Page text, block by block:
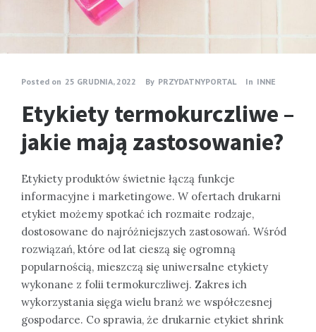
Posted on 25 GRUDNIA, 2022 By PRZYDATNYPORTAL In INNE
Etykiety termokurczliwe –
jakie mają zastosowanie?
Etykiety produktów świetnie łączą funkcje
informacyjne i marketingowe. W ofertach drukarni
etykiet możemy spotkać ich rozmaite rodzaje,
dostosowane do najróżniejszych zastosowań. Wśród
rozwiązań, które od lat cieszą się ogromną
popularnością, mieszczą się uniwersalne etykiety
wykonane z folii termokurczliwej. Zakres ich
wykorzystania sięga wielu branż we współczesnej
gospodarce. Co sprawia, że drukarnie etykiet shrink